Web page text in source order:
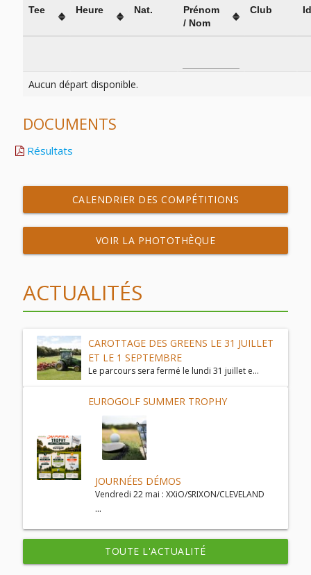
Tee Heure Nat.
Prénom
/ Nom
Club
Aucun départ disponible.
DOCUMENTS
Résultats
CALENDRIER DES COMPÉTITIONS
VOIR LA PHOTOTHÈQUE
ACTUALITÉS
CAROTTAGE DES GREENS LE 31 JUILLET
ET LE 1 SEPTEMBRE
Le parcours sera fermé le lundi 31 juillet e...
EUROGOLF SUMMER TROPHY
JOURNÉES DÉMOS
Vendredi 22 mai : XXiO/SRIXON/CLEVELAND
...
TOUTE L'ACTUALITÉ